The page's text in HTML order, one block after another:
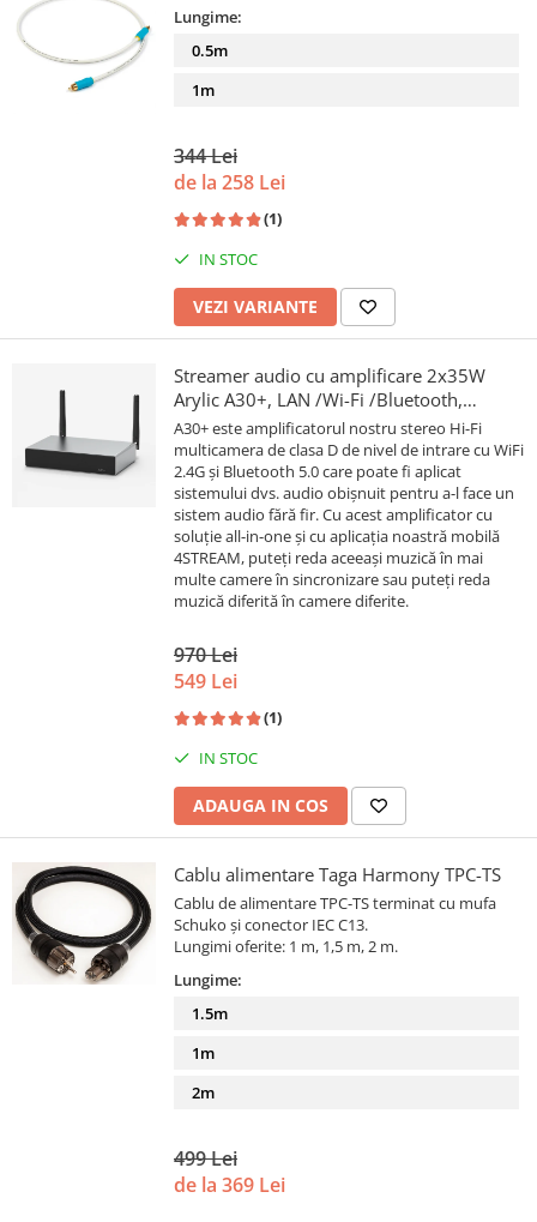
Lungime:
0.5m
1m
344 Lei
de la 258 Lei
(1)
IN STOC
VEZI VARIANTE
Streamer audio cu amplificare 2x35W
Arylic A30+, LAN /Wi-Fi /Bluetooth,
24bit/192kHz, Multiroom
A30+ este amplificatorul nostru stereo Hi-Fi
multicamera de clasa D de nivel de intrare cu WiFi
2.4G și Bluetooth 5.0 care poate fi aplicat
sistemului dvs. audio obișnuit pentru a-l face un
sistem audio fără fir. Cu acest amplificator cu
soluție all-in-one și cu aplicația noastră mobilă
4STREAM, puteți reda aceeași muzică în mai
multe camere în sincronizare sau puteți reda
muzică diferită în camere diferite.
970 Lei
549 Lei
(1)
IN STOC
ADAUGA IN COS
Cablu alimentare Taga Harmony TPC-TS
Cablu de alimentare TPC-TS terminat cu mufa
Schuko și conector IEC C13.
Lungimi oferite: 1 m, 1,5 m, 2 m.
Lungime:
1.5m
1m
2m
499 Lei
de la 369 Lei